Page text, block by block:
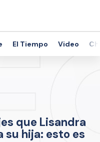
El Tiempo Video
que Lisandra
su hija: esto es